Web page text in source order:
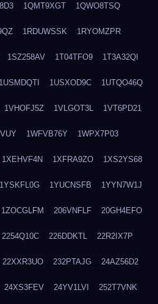
1QMT9XGT 1QWO8TSQ
1RDUWSSK 1RYOMZPR
1SZ258AV 1T04TFO9 1T3A32QI
1USMDQTI 1USXOD9C 1UTQO46Q
1VHOFJ5Z 1VLGOT3L 1VT6PD21
1WFVB76Y 1WPX7P03
1XEHVF4N 1XFRA9ZO 1XS2YS68
1YSKFL0G 1YUCNSFB 1YYN7W1J
1ZOCGLFM 206VNFLF 20GH4EFO
2254Q10C 226DDKTL 22R2IX7P
22XXR3UO 232PTAJG 24AZ56D2
24XS3FEV 24YV1LVI 252T7VNK